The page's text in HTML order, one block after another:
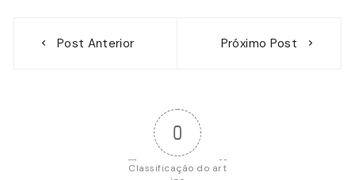
Post Anterior Próximo Post
0
Classificação do art